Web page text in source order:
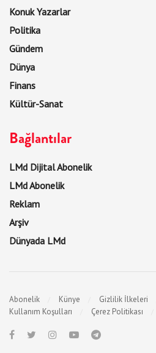
Konuk Yazarlar
Politika
Gündem
Dünya
Finans
Kültür-Sanat
Bağlantılar
LMd Dijital Abonelik
LMd Abonelik
Reklam
Arşiv
Dünyada LMd
Abonelik Künye Gizlilik İlkeleri
Kullanım Koşulları
Çerez Politikası